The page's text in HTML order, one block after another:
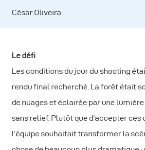
César Oliveira
Le défi
Les conditions du jour du shooting
rendu final recherché. La forêt était
de nuages et éclairée par une
sans relief. Plutôt que d’accepter ces
l’équipe souhaitait transformer la